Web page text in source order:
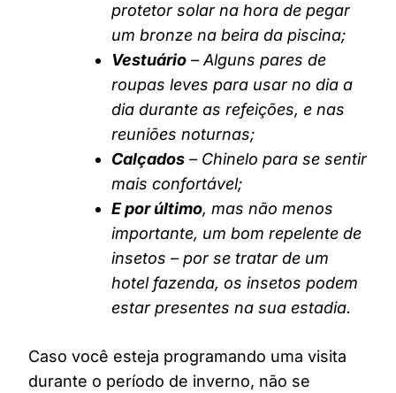
protetor solar na hora de pegar
um bronze na beira da piscina;
Vestuário – Alguns pares de
roupas leves para usar no dia a
dia durante as refeições, e nas
reuniões noturnas;
Calçados – Chinelo para se sentir
mais confortável;
E por último, mas não menos
importante, um bom repelente de
insetos – por se tratar de um
hotel fazenda, os insetos podem
estar presentes na sua estadia.
Caso você esteja programando uma visita
durante o período de inverno, não se